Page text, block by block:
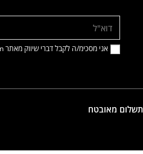
אני מסכימ/ה לקבל דברי שיווק מאתר Salomon בהתאם ל
תשלום מאובטח